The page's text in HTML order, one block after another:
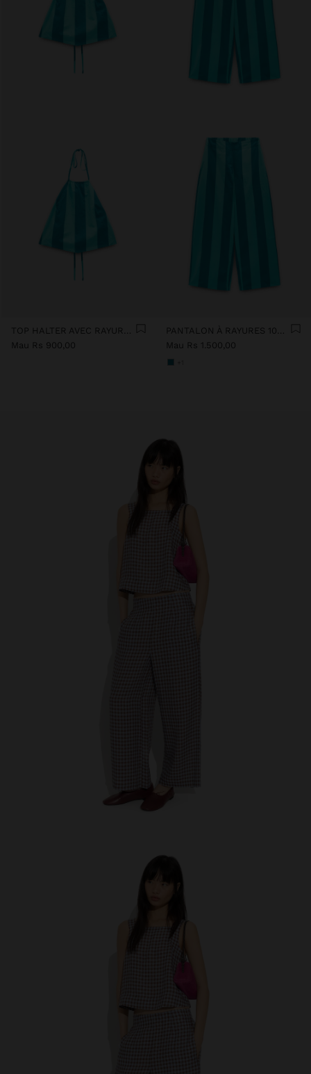
TOP HALTER AVEC RAYURES EN CONTRASTE 100% COTON
Mau Rs 900,00
PANTALON À RAYURES 100% COTON
Mau Rs 1.500,00